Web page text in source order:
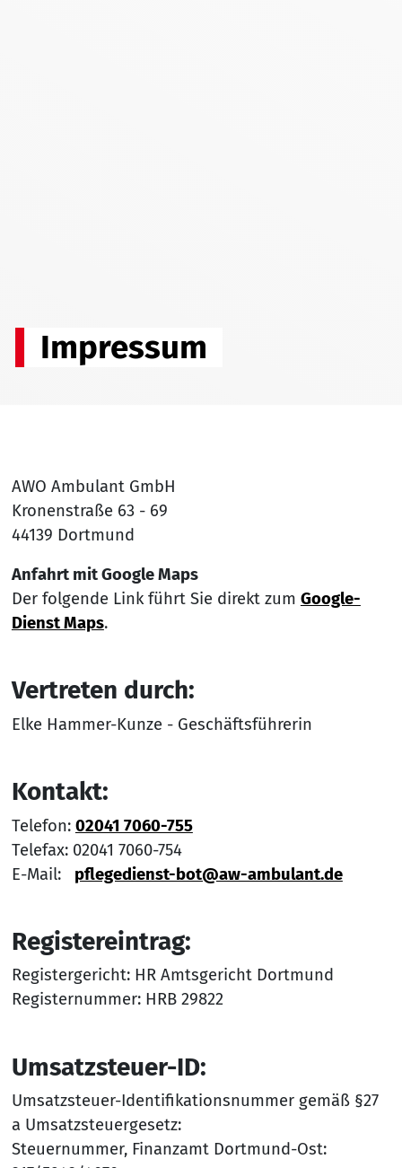
Impressum
AWO Ambulant GmbH
Kronenstraße 63 - 69
44139 Dortmund
Anfahrt mit Google Maps
Der folgende Link führt Sie direkt zum Google-
Dienst Maps.
Vertreten durch:
Elke Hammer-Kunze - Geschäftsführerin
Kontakt:
Telefon: 02041 7060-755
Telefax: 02041 7060-754
E-Mail: pflegedienst-bot@aw-ambulant.de
Registereintrag:
Registergericht: HR Amtsgericht Dortmund
Registernummer: HRB 29822
Umsatzsteuer-ID:
Umsatzsteuer-Identifikationsnummer gemäß §27
a Umsatzsteuergesetz:
Steuernummer, Finanzamt Dortmund-Ost: